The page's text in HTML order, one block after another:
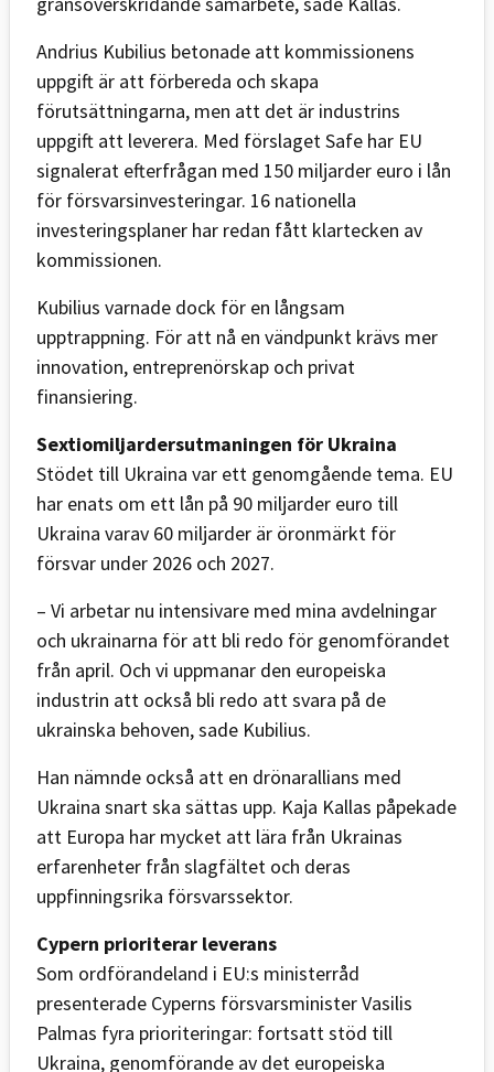
Andrius Kubilius betonade att kommissionens
uppgift är att förbereda och skapa
förutsättningarna, men att det är industrins
uppgift att leverera. Med förslaget Safe har EU
signalerat efterfrågan med 150 miljarder euro i lån
för försvarsinvesteringar. 16 nationella
investeringsplaner har redan fått klartecken av
kommissionen.
Kubilius varnade dock för en långsam
upptrappning. För att nå en vändpunkt krävs mer
innovation, entreprenörskap och privat
finansiering.
Sextiomiljardersutmaningen för Ukraina
Stödet till Ukraina var ett genomgående tema. EU
har enats om ett lån på 90 miljarder euro till
Ukraina varav 60 miljarder är öronmärkt för
försvar under 2026 och 2027.
– Vi arbetar nu intensivare med mina avdelningar
och ukrainarna för att bli redo för genomförandet
från april. Och vi uppmanar den europeiska
industrin att också bli redo att svara på de
ukrainska behoven, sade Kubilius.
Han nämnde också att en drönarallians med
Ukraina snart ska sättas upp. Kaja Kallas påpekade
att Europa har mycket att lära från Ukrainas
erfarenheter från slagfältet och deras
uppfinningsrika försvarssektor.
Cypern prioriterar leverans
Som ordförandeland i EU:s ministerråd
presenterade Cyperns försvarsminister Vasilis
Palmas fyra prioriteringar: fortsatt stöd till
Ukraina, genomförande av det europeiska